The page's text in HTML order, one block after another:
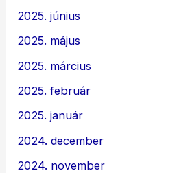
2025. június
2025. május
2025. március
2025. február
2025. január
2024. december
2024. november